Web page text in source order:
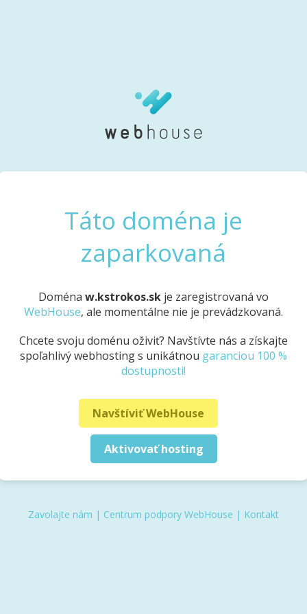
Táto doména je
zaparkovaná
Doména w.kstrokos.sk je zaregistrovaná vo
WebHouse, ale momentálne nie je prevádzkovaná.
Chcete svoju doménu oživiť? Navštívte nás a získajte
spoľahlivý webhosting s unikátnou garanciou 100 %
dostupnosti!
Navštíviť WebHouse
Aktivovať hosting
Zavolajte nám | Centrum podpory WebHouse | Kontakt